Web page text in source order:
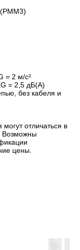
= 2 м/с²
= 2,5 дБ(A)
без кабеля и
отличаться в
Возможны
цены.